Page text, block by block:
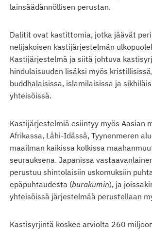
lainsäädännöllisen perustan.
Dalitit ovat kastittomia, jotka jäävät
nelijakoisen kastijärjestelmän
Kastijärjestelmä ja siitä johtuva
hindulaisuuden lisäksi myös kristillisissä,
buddhalaisissa, islamilaisissa ja
yhteisöissä.
Kastijärjestelmiä esiintyy myös Aasian
Afrikassa, Lähi-Idässä, Tyynenmeren
maailman kaikissa kolkissa
seurauksena. Japanissa
perustuu shintolaisiin uskomuksiin
epäpuhtaudesta (burakumin), ja
yhteisöissä järjestelmää perustellaan
Kastisyrjintä koskee arviolta 260